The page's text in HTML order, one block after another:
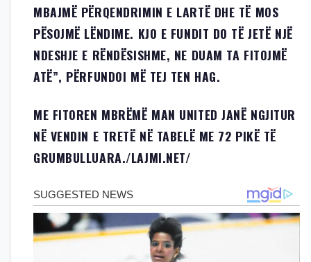
MBAJMË PËRQENDRIMIN E LARTË DHE TË MOS
PËSOJMË LËNDIME. KJO E FUNDIT DO TË JETË NJË
NDESHJE E RËNDËSISHME, NE DUAM TA FITOJMË
ATË”, PËRFUNDOI MË TEJ TEN HAG.
ME FITOREN MBRËMË MAN UNITED JANË NGJITUR
NË VENDIN E TRETË NË TABELË ME 72 PIKË TË
GRUMBULLUARA./LAJMI.NET/